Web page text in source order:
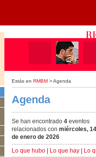
Estás en RMBM > Agenda
Agenda
Se han encontrado 4 eventos
relacionados con miércoles, 14
de enero de 2026
Lo que hubo
Lo que hay Lo